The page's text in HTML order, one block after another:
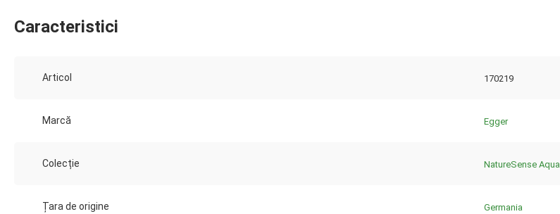
Caracteristici
Articol 170219
Marcă Egger
Colecție NatureSense Aqua
Țara de origine Germania